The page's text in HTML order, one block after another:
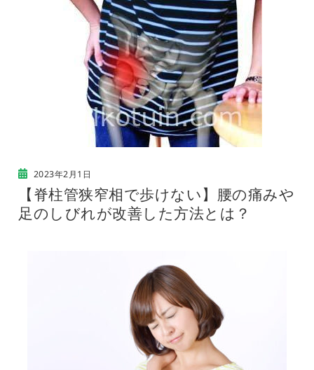
2023年2月1日
【脊柱管狭窄相で歩けない】腰の痛みや
足のしびれが改善した方法とは？